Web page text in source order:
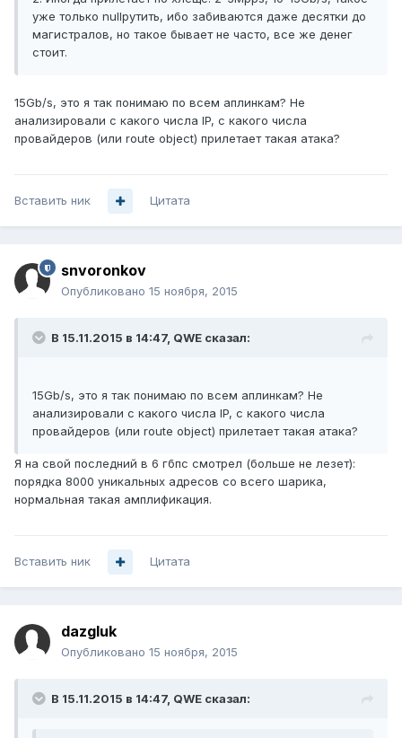
уже только nullрутить, ибо забиваются даже десятки до
магистралов, но такое бывает не часто, все же денег
стоит.
15Gb/s, это я так понимаю по всем аплинкам? Не
анализировали с какого числа IP, с какого числа
провайдеров (или route object) прилетает такая атака?
Вставить ник Цитата
snvoronkov
Опубликовано 15 ноября, 2015
В 15.11.2015 в 14:47, QWE сказал:
15Gb/s, это я так понимаю по всем аплинкам? Не
анализировали с какого числа IP, с какого числа
провайдеров (или route object) прилетает такая атака?
Я на свой последний в 6 гбпс смотрел (больше не лезет):
порядка 8000 уникальных адресов со всего шарика,
нормальная такая амплификация.
Вставить ник Цитата
dazgluk
Опубликовано 15 ноября, 2015
В 15.11.2015 в 14:47, QWE сказал: